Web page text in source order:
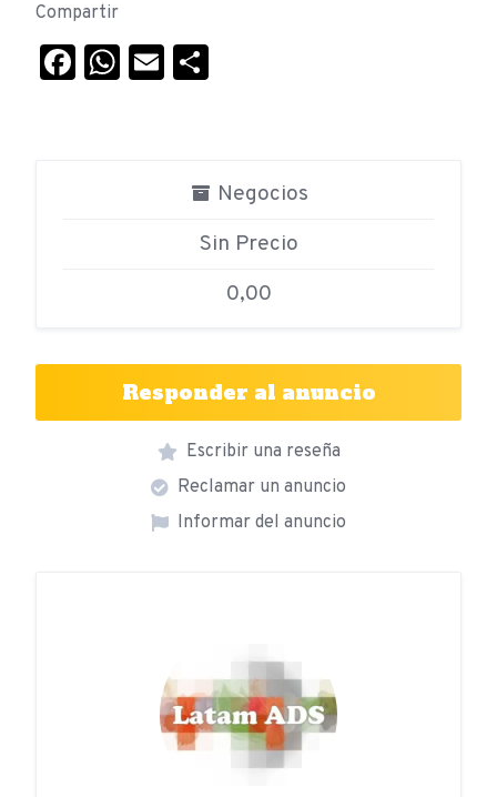
Compartir
Facebook
WhatsApp
Email
Negocios
Sin Precio
0,00
Responder al anuncio
Escribir una reseña
Reclamar un anuncio
Informar del anuncio